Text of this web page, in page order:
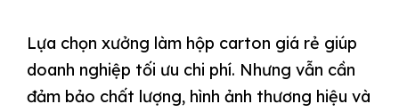
Lựa chọn xưởng làm hộp carton giá rẻ giúp
doanh nghiệp tối ưu chi phí. Nhưng vẫn cần
đảm bảo chất lượng, hình ảnh thương hiệu và